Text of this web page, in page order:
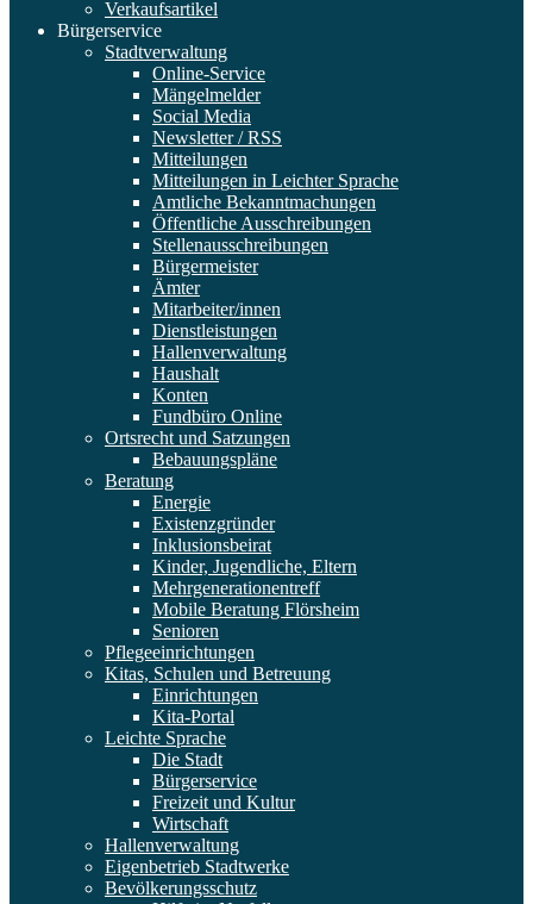
Verkaufsartikel
Bürgerservice
Stadtverwaltung
Online-Service
Mängelmelder
Social Media
Newsletter / RSS
Mitteilungen
Mitteilungen in Leichter Sprache
Amtliche Bekanntmachungen
Öffentliche Ausschreibungen
Stellenausschreibungen
Bürgermeister
Ämter
Mitarbeiter/innen
Dienstleistungen
Hallenverwaltung
Haushalt
Konten
Fundbüro Online
Ortsrecht und Satzungen
Bebauungspläne
Beratung
Energie
Existenzgründer
Inklusionsbeirat
Kinder, Jugendliche, Eltern
Mehrgenerationentreff
Mobile Beratung Flörsheim
Senioren
Pflegeeinrichtungen
Kitas, Schulen und Betreuung
Einrichtungen
Kita-Portal
Leichte Sprache
Die Stadt
Bürgerservice
Freizeit und Kultur
Wirtschaft
Hallenverwaltung
Eigenbetrieb Stadtwerke
Bevölkerungsschutz